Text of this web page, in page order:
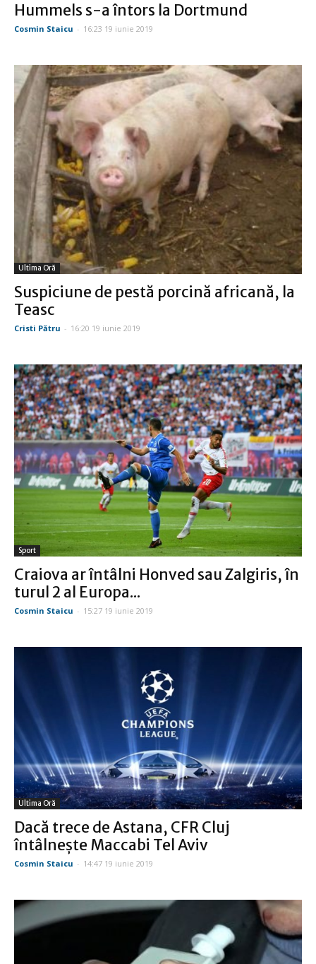
Hummels s-a întors la Dortmund
Cosmin Staicu - 16:23 19 iunie 2019
Ultima Oră
Suspiciune de pestă porcină africană, la
Teasc
Cristi Pătru - 16:20 19 iunie 2019
Sport
Craiova ar întâlni Honved sau Zalgiris, în
turul 2 al Europa...
Cosmin Staicu - 15:27 19 iunie 2019
Ultima Oră
Dacă trece de Astana, CFR Cluj
întâlneşte Maccabi Tel Aviv
Cosmin Staicu - 14:47 19 iunie 2019